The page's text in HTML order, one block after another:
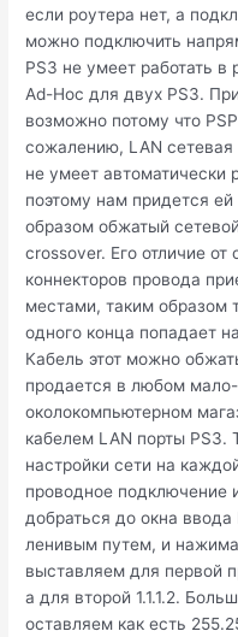
если роутера нет, а
можно подключить
PS3 не умеет работать
Ad-Hoc для двух PS3.
возможно потому что
сожалению, LAN сетевая
не умеет автоматически
поэтому нам придется
образом обжатый
crossover. Его отличие
коннекторов провода
местами, таким образом
одного конца попадает
Кабель этот можно
продается в любом
околокомпьютерном
кабелем LAN порты PS3.
настройки сети на
проводное подключение
добраться до окна
ленивым путем, и
выставляем для первой
а для второй 1.1.1.2.
оставляем как есть